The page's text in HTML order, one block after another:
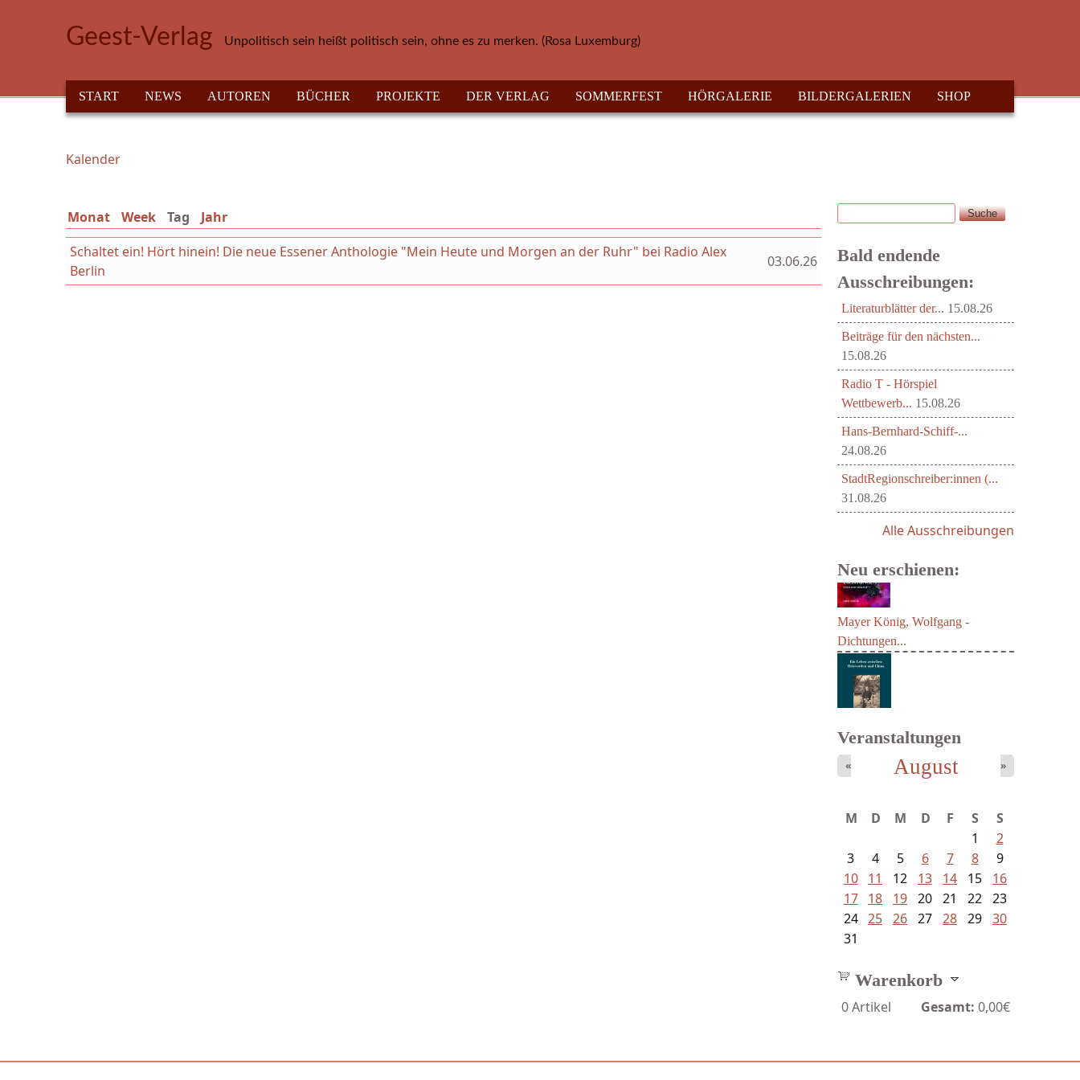
Geest-Verlag Unpolitisch sein heißt politisch sein, ohne es zu merken. (Rosa Luxemburg)
HAUPTMENÜ
START NEWS AUTOREN BÜCHER PROJEKTE DER VERLAG SOMMERFEST HÖRGALERIE BILDERGALERIEN SHOP
Sie sind hier
Kalender
Monat Week Tag (aktiver Reiter)
Jahr
Schaltet ein! Hört hinein! Die neue Essener Anthologie "Mein Heute und Morgen an der Ruhr" bei Radio Alex
Berlin
03.06.26
Suchformular
Suche
Bald endende
Ausschreibungen:
Literaturblätter der... 15.08.26
Beiträge für den nächsten...
15.08.26
Radio T - Hörspiel
Wettbewerb... 15.08.26
Hans-Bernhard-Schiff-...
24.08.26
StadtRegionschreiber:innen (...
31.08.26
Alle Ausschreibungen
Neu erschienen:
Mayer König, Wolfgang -
Dichtungen...
und...
Veranstaltungen
August
« »
M D M D F S
S
1
2
3
4 5 6 7 8
9
10
11 12 13 14 15
16
17
18 19 20 21 22 23
24 25 26 27 28 29 30
31
Warenkorb
0Artikel Gesamt: 0,00€